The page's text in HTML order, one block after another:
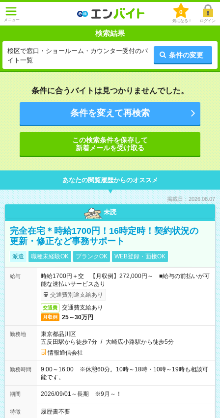
メニュー
0
気になる！ ログイン
検索結果
桜区で窓口・ショールーム・カウンター受付のバ
イト一覧
条件の変更
条件に合うバイトは見つかりませんでした。
条件を変えて再検索
この検索条件を保存して
新着メールを受け取る
あなたの閲覧履歴からのオススメ
掲載日：2026.08.07
未読
完全在宅＊時給1700円！16時定時！契約状況の
更新・修正など事務サポート
派遣 職種未経験OK ブランクOK WEB登録・面接OK
給与
時給1700円＋交 【月収例】272,000円～ ■給与の前払いが可
能な速払いサービスあり
交通費別途支給あり
交通費 交通費支給あり
月収例 25～30万円
勤務地
東京都品川区
五反田駅から徒歩7分 / 大崎広小路駅から徒歩5分
情報通信会社
勤務時間
9:00～16:00 ※休憩60分。10時～18時・10時～19時も相談可
能です。
期間 2026/09/01～長期 ※9月～！
特徴 履歴書不要